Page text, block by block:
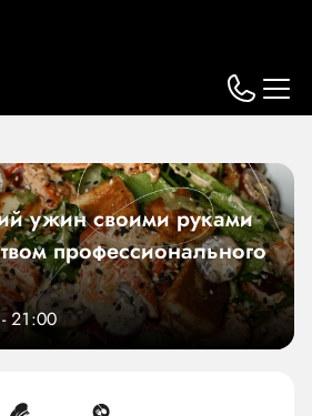
ужин своими руками
профессионального
21:00